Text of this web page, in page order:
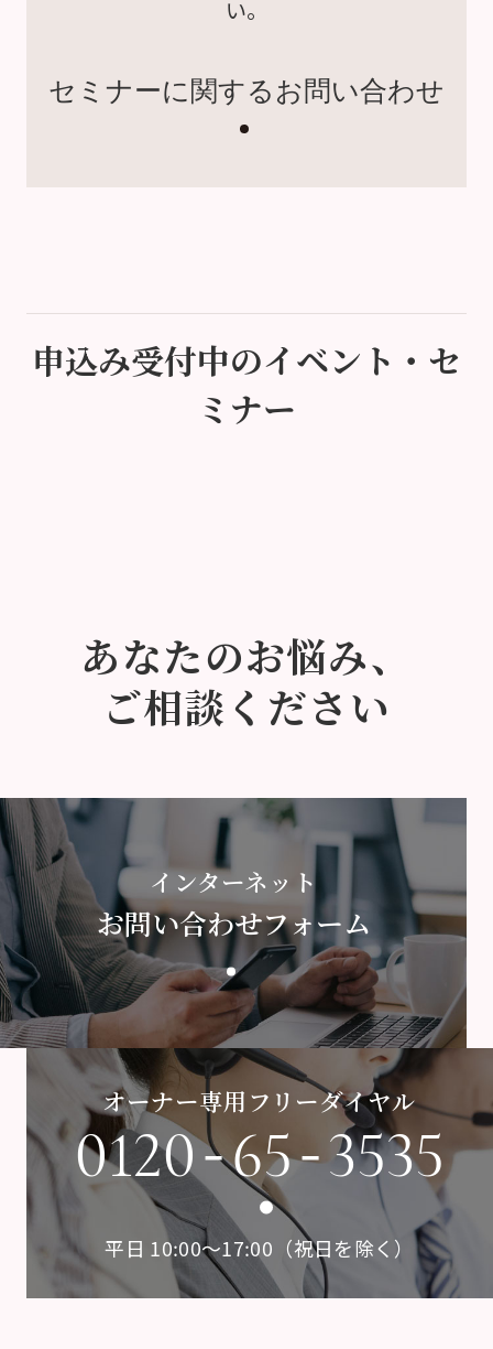
い。
セミナーに関するお問い合わせ
申込み受付中のイベント・セ
ミナー
あなたのお悩み、
ご相談ください
インターネット
お問い合わせフォーム
オーナー専用フリーダイヤル
0120-65-3535
平日 10:00〜17:00（祝日を除く）